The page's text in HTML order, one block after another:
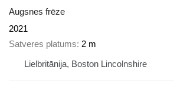
Augsnes frēze
2021
Satveres platums 2 m
Lielbritānija, Boston Lincolnshire